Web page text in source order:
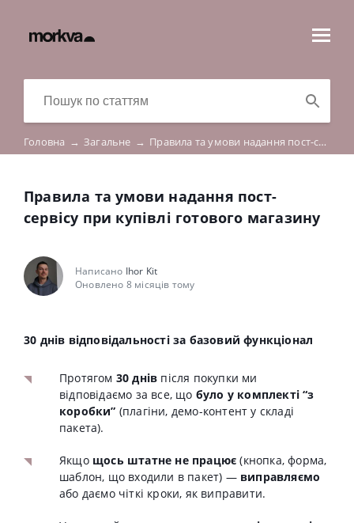
Головна → Загальне → Правила та умови надання пост-сервісу при купівлі готового магазину
Правила та умови надання пост-
сервісу при купівлі готового магазину
Написано Ihor Kit
Оновлено 8 місяців тому
30 днів відповідальності за базовий функціонал
Протягом 30 днів після покупки ми
відповідаємо за все, що було у комплекті “з
коробки” (плагіни, демо-контент у складі
пакета).
Якщо щось штатне не працює (кнопка, форма,
шаблон, що входили в пакет) — виправляємо
або даємо чіткі кроки, як виправити.